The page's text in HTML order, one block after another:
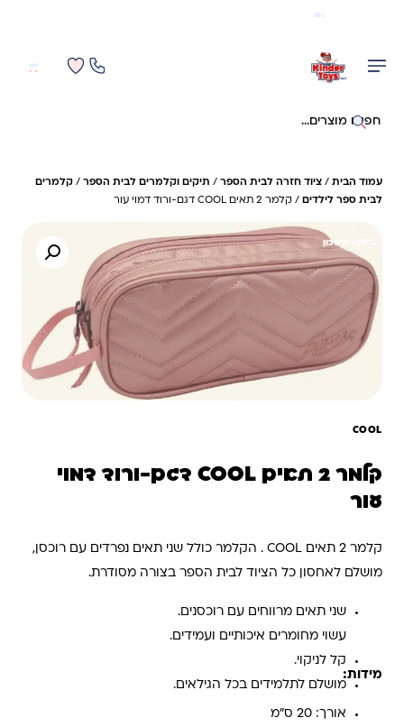
חיפוש באתר
עמוד הבית / ציוד חזרה לבית הספר / תיקים וקלמרים לבית הספר / קלמרים
לבית ספר לילדים / קלמר 2 תאים COOL דגם-ורוד דמוי עור
COOL
קלמר 2 תאים COOL דגם-ורוד דמוי
עור
קלמר 2 תאים COOL . הקלמר כולל שני תאים נפרדים עם רוכסן,
מושלם לאחסון כל הציוד לבית הספר בצורה מסודרת.
שני תאים מרווחים עם רוכסנים.
עשוי מחומרים איכותיים ועמידים.
קל לניקוי.
מושלם לתלמידים בכל הגילאים.
מידות:
אורך: 20 ס"מ